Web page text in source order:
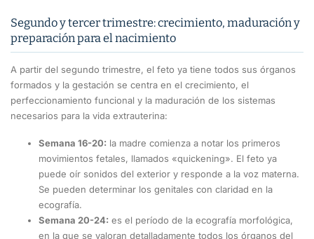
Segundo y tercer trimestre: crecimiento, maduración y
preparación para el nacimiento
A partir del segundo trimestre, el feto ya tiene todos sus órganos
formados y la gestación se centra en el crecimiento, el
perfeccionamiento funcional y la maduración de los sistemas
necesarios para la vida extrauterina:
Semana 16-20: la madre comienza a notar los primeros
movimientos fetales, llamados «quickening». El feto ya
puede oír sonidos del exterior y responde a la voz materna.
Se pueden determinar los genitales con claridad en la
ecografía.
Semana 20-24: es el período de la ecografía morfológica,
en la que se valoran detalladamente todos los órganos del